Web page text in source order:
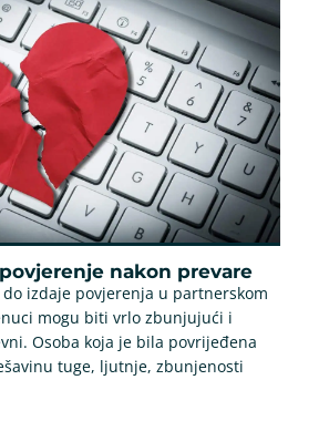
nakon prevare
izdaje povjerenja u partnerskom
mogu biti vrlo zbunjujući i
Osoba koja je bila povrijeđena
tuge, ljutnje, zbunjenosti